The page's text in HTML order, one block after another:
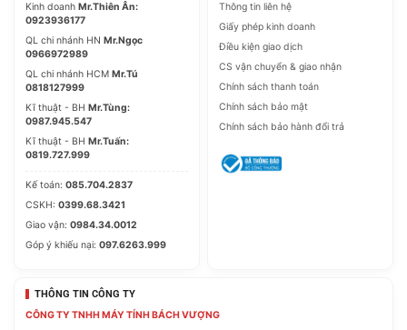
Kinh doanh Mr.Thiên Ân:
0923936177
QL chi nhánh HN Mr.Ngọc
0966972989
QL chi nhánh HCM Mr.Tú
0818127999
Kĩ thuật - BH Mr.Tùng:
0987.945.547
Kĩ thuật - BH Mr.Tuấn:
0819.727.999
Kế toán: 085.704.2837
CSKH: 0399.68.3421
Giao vận: 0984.34.0012
Góp ý khiếu nại: 097.6263.999
Thông tin liên hệ
Giấy phép kinh doanh
Điều kiện giao dịch
CS vận chuyển & giao nhận
Chính sách thanh toán
Chính sách bảo mật
Chính sách bảo hành đổi trả
THÔNG TIN CÔNG TY
CÔNG TY TNHH MÁY TÍNH BÁCH VƯỢNG